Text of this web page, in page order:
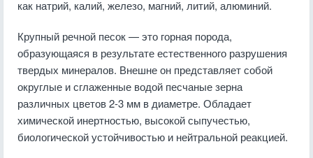
как натрий, калий, железо, магний, литий, алюминий.
Крупный речной песок — это горная порода,
образующаяся в результате естественного разрушения
твердых минералов. Внешне он представляет собой
округлые и сглаженные водой песчаные зерна
различных цветов 2-3 мм в диаметре. Обладает
химической инертностью, высокой сыпучестью,
биологической устойчивостью и нейтральной реакцией.